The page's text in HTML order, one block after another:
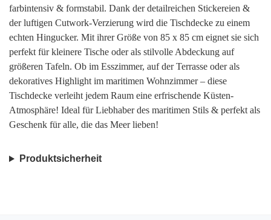
farbintensiv & formstabil. Dank der detailreichen Stickereien &
der luftigen Cutwork-Verzierung wird die Tischdecke zu einem
echten Hingucker. Mit ihrer Größe von 85 x 85 cm eignet sie sich
perfekt für kleinere Tische oder als stilvolle Abdeckung auf
größeren Tafeln. Ob im Esszimmer, auf der Terrasse oder als
dekoratives Highlight im maritimen Wohnzimmer – diese
Tischdecke verleiht jedem Raum eine erfrischende Küsten-
Atmosphäre! Ideal für Liebhaber des maritimen Stils & perfekt als
Geschenk für alle, die das Meer lieben!
Produktsicherheit